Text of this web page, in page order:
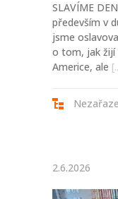
SLAVÍME
především v
jsme
o tom, jak žijí
Americe, ale
2.6.2026